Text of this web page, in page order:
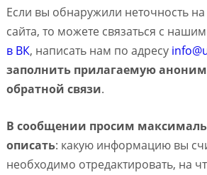
Если вы обнаружили неточность
сайта, то можете связаться с нашим
в ВК, написать нам по адресу
заполнить прилагаемую
обратной связи.
В сообщении просим
описать: какую информацию вы
необходимо отредактировать, на